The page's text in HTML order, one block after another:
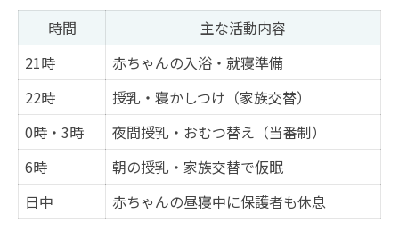
時間
主な活動内容
21時
赤ちゃんの入浴・就寝準備
22時
授乳・寝かしつけ（家族交替）
0時・3時
夜間授乳・おむつ替え（当番制）
6時
朝の授乳・家族交替で仮眠
日中
赤ちゃんの昼寝中に保護者も休息